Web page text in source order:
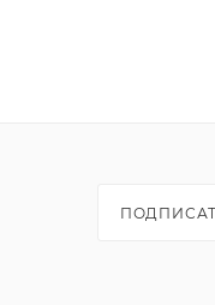
Твердость
Твердость